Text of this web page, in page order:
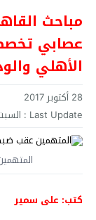
مباحث
عصابي
الأهلي
28 أكتوبر 2017
Last Update : السبت, 28 أكتوبر,
كتب: على سمير